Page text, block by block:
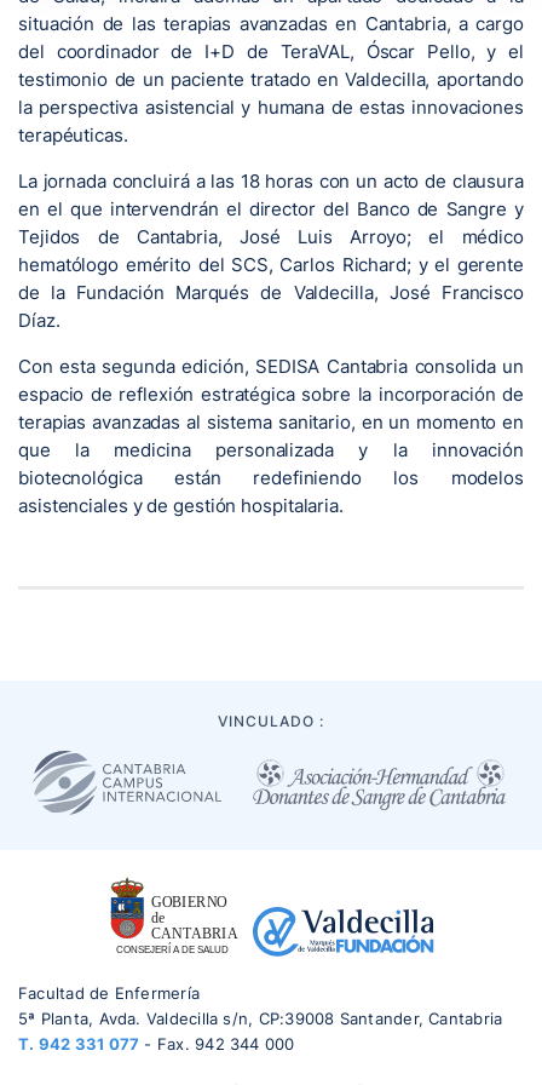
situación de las terapias avanzadas en Cantabria, a cargo
del coordinador de I+D de TeraVAL, Óscar Pello, y el
testimonio de un paciente tratado en Valdecilla, aportando
la perspectiva asistencial y humana de estas innovaciones
terapéuticas.
La jornada concluirá a las 18 horas con un acto de clausura
en el que intervendrán el director del Banco de Sangre y
Tejidos de Cantabria, José Luis Arroyo; el médico
hematólogo emérito del SCS, Carlos Richard; y el gerente
de la Fundación Marqués de Valdecilla, José Francisco
Díaz.
Con esta segunda edición, SEDISA Cantabria consolida un
espacio de reflexión estratégica sobre la incorporación de
terapias avanzadas al sistema sanitario, en un momento en
que la medicina personalizada y la innovación
biotecnológica están redefiniendo los modelos
asistenciales y de gestión hospitalaria.
VINCULADO :
Facultad de Enfermería
5ª Planta, Avda. Valdecilla s/n, CP:39008 Santander, Cantabria
T. 942 331 077 - Fax. 942 344 000